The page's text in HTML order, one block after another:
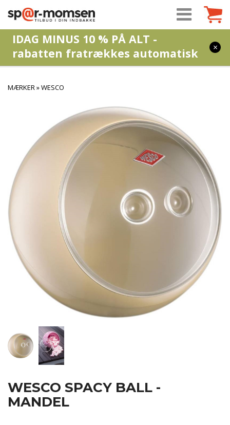
IDAG MINUS 10 % PÅ ALT -
rabatten fratrækkes automatisk
×
MÆRKER»WESCO
WESCO SPACY BALL -
MANDEL